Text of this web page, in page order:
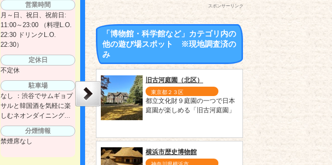
営業時間
月～日、祝日、祝前日:
11:00～23:00 （料理L.O.
22:30 ドリンクL.O.
22:30）
定休日
不定休
駐車場
なし ：渋谷でサムギョプ
サルと韓国酒を気軽に楽
しむネオンダイニング...
分煙情報
禁煙席なし
スポンサーリンク
「博物館・科学館など」カテゴリ内の
他の遊び場スポット ※現地調査済の
み
旧古河庭園（北区）
東京都２３区
都立文化財９庭園の一つで日本
庭園が楽しめる「旧古河庭園」
横浜市歴史博物館
神奈川県横浜市